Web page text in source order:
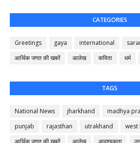
CATEGORIES
Greetings gaya international
आर्थिक जगत की खबरें
आलेख कविता धर्म
TAGS
National News jharkhand madhya
punjab
rajasthan utrakhand
west
आर्थिक जगत की खबरें
आलेख आवश्यकता